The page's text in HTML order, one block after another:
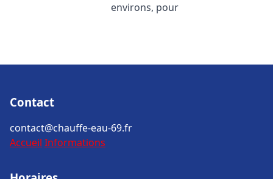
environs, pour
Contact
contact@chauffe-eau-69.fr
Accueil Informations